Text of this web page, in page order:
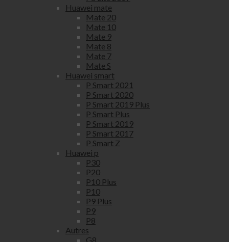
Huawei mate
Mate 20
Mate 10
Mate 9
Mate 8
Mate 7
Mate S
Huawei smart
P Smart 2021
P Smart 2020
P Smart 2019 Plus
P Smart Plus
P Smart 2019
P Smart 2017
P Smart Z
Huawei p
P30
P20
P10 Plus
P10
P9 Plus
P9
P8
Autres
G8